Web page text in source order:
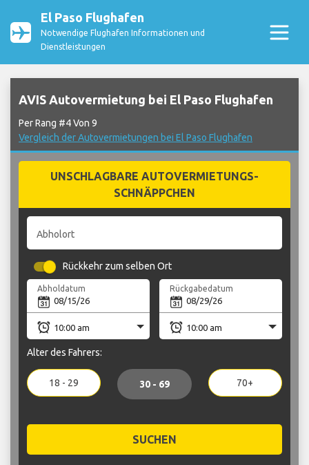
El Paso Flughafen
Notwendige Flughafen Informationen und
Dienstleistungen
AVIS Autovermietung bei El Paso Flughafen
Per Rang #4 Von 9
Vergleich der Autovermietungen bei El Paso Flughafen
UNSCHLAGBARE AUTOVERMIETUNGS-
SCHNÄPPCHEN
Abholort
Rückkehr zum selben Ort
Abholdatum Rückgabedatum
Alter des Fahrers:
18 - 29 30 - 69 70+
SUCHEN